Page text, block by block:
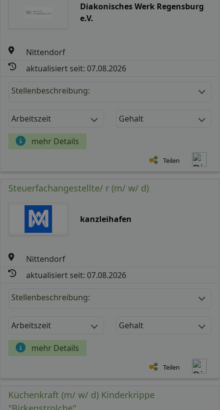
Diakonisches Werk Regensburg
e.V.
Nittendorf
aktualisiert seit: 07.08.2026
Stellenbeschreibung:
Arbeitszeit Gehalt
mehr Details
Teilen
Steuerfachangestellte/ r (m/ w/ d)
kanzleihafen
Nittendorf
aktualisiert seit: 07.08.2026
Stellenbeschreibung:
Arbeitszeit Gehalt
mehr Details
Teilen
Küchenkraft (m/ w/ d) Kinderkrippe